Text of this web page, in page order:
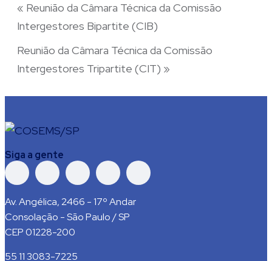
« Reunião da Câmara Técnica da Comissão
Intergestores Bipartite (CIB)
Reunião da Câmara Técnica da Comissão
Intergestores Tripartite (CIT) »
Siga a gente
Av. Angélica, 2466 - 17º Andar
Consolação - São Paulo / SP
CEP 01228-200
55 11 3083-7225